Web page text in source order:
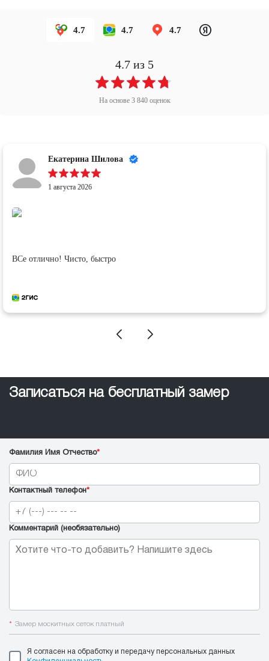
4.7 4.7 4.7
4.7 из 5
На основе 3 840оценок
Екатерина Шилова
1 августа 2026
ВСе отлично! Чисто, быстро
Записаться на бесплатный замер
Фамилия Имя Отчество*
Контактный телефон*
Комментарий (необязательно)
* Замер москитных сеток платный
Я согласен на обработку и передачу персональных данных